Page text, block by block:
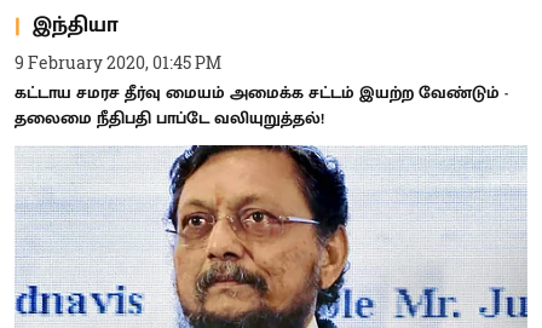
இந்தியா
9 February 2020, 01:45 PM
கட்டாய சமரச தீர்வு மையம் அமைக்க சட்டம் இயற்ற வேண்டும் -
தலைமை நீதிபதி பாப்டே வலியுறுத்தல்!